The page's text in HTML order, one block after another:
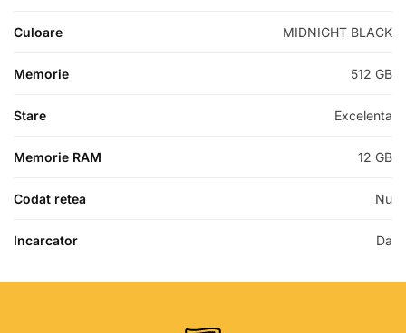
Culoare MIDNIGHT BLACK
Memorie 512 GB
Stare Excelenta
Memorie RAM 12 GB
Codat retea Nu
Incarcator Da